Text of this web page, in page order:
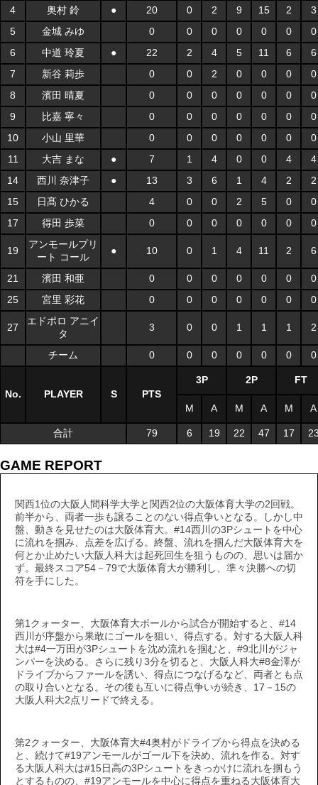
4 奥村 鈴 ● 20 0 2 9 15 2
3
5
金城 みゆ 0 0 0 0 0 0
0
6
中道 玲夏 ● 22 2 4 5 11 6
6
7
新谷 莉歩 0 0 2 0 0 0
0
8
濱田 晴夏 0 0 0 0 0 0
0
9
比嘉 寧々 0 0 0 0 0 0
0
10
小山 里華 0 0 0 0 0 0
0
11
大吉 まな ● 7 1 4 0 0 4
4
14
西川 奈津子 ● 13 3 6 1 4 2
2
15
日髙 ひかる 4 0 0 2 5 0
0
17
得田 歩菜 0 0 0 0 0 0 0
19
アンモールプリ
ート コール
● 10 0 1 4 11 2 6
21 濱田 和亜 0 0 0 0 0 0
0
25
宮里 彩花 0 0 0 0 0 0 0
27
エドポロ アニイ
タ
3 0 0 1 1 1 2
チーム 0 0 0 0 0 0 0
No. PLAYER S PTS
3P 2P FT
M A M A M A
合計 79 6 19 22 47 17
GAME REPORT
関西1位の大阪人間科学大学と関西2位の大阪体育大学の2回戦。
前半から、両者一歩も譲ることのない得点争いとなる。しかし中
盤、動きを見せたのは大阪体育大。#14西川の3Pシュートを中心
に流れを掴み、点差を広げる。終盤、流れを掴んだ大阪体育大を
何とか止めたい大阪人科大は起死回生を狙うものの、思いは届か
ず。最終スコア54－79で大阪体育大が勝利し、準々決勝への切
符を手にした。
第1クォーター、大阪体育大ボールから試合が開始すると、#14
西川が序盤から果敢にゴールを狙い、得点する。対する大阪人科
大は#4一万田が3Pシュートを沈め流れを掴むと、#9北川がジャ
ンパーを決める。さらに残り3分を切ると、大阪人科大#8金澤が
ドライブからファールを誘い、得点につなげるなど、両者とも点
の取り合いとなる。その後も互いに得点争いが続き、17－15の
大阪人科大2点リードで終える。
第2クォーター、大阪体育大#4奥村がドライブから得点を決める
と、続けて#19アンモールがゴール下を決め、流れを作る。対す
る大阪人科大は#15日高の3Pシュートをきっかけに流れを掴もう
とするものの、#19アンモールを中心に得点を重ねる大阪体育大